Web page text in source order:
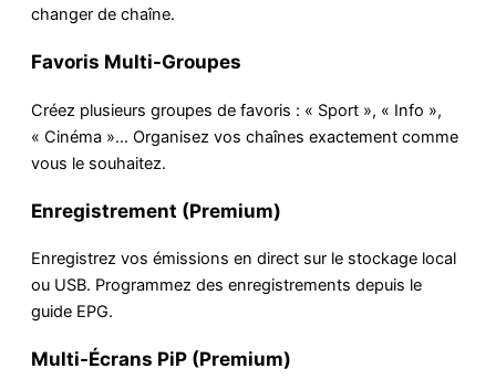
changer de chaîne.
Favoris Multi-Groupes
Créez plusieurs groupes de favoris : « Sport », « Info »,
« Cinéma »… Organisez vos chaînes exactement comme
vous le souhaitez.
Enregistrement (Premium)
Enregistrez vos émissions en direct sur le stockage local
ou USB. Programmez des enregistrements depuis le
guide EPG.
Multi-Écrans PiP (Premium)